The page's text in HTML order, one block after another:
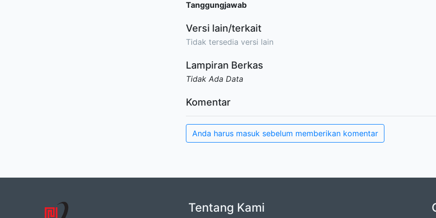
Tanggungjawab
Versi lain/terkait
Tidak tersedia versi lain
Lampiran Berkas
Tidak Ada Data
Komentar
Anda harus masuk sebelum memberikan komentar
Tentang Kami